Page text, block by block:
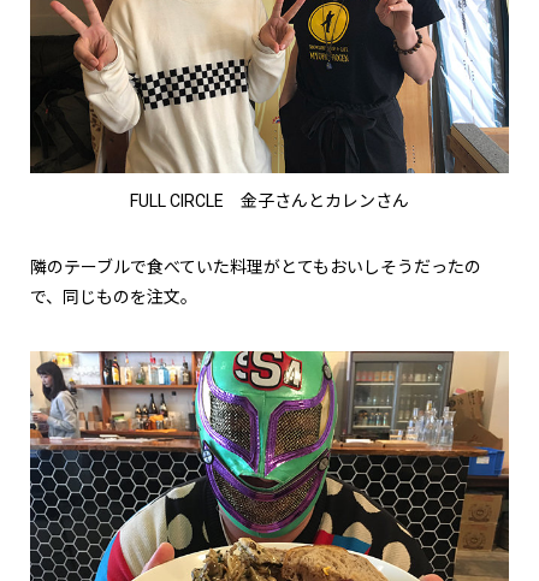
FULL CIRCLE 金子さんとカレンさん
隣のテーブルで食べていた料理がとてもおいしそうだったの
で、同じものを注文。